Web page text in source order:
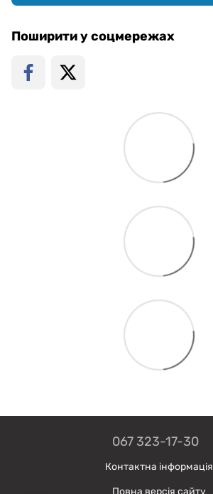
Поширити у соцмережах
067 323-17-30
Контактна інформація